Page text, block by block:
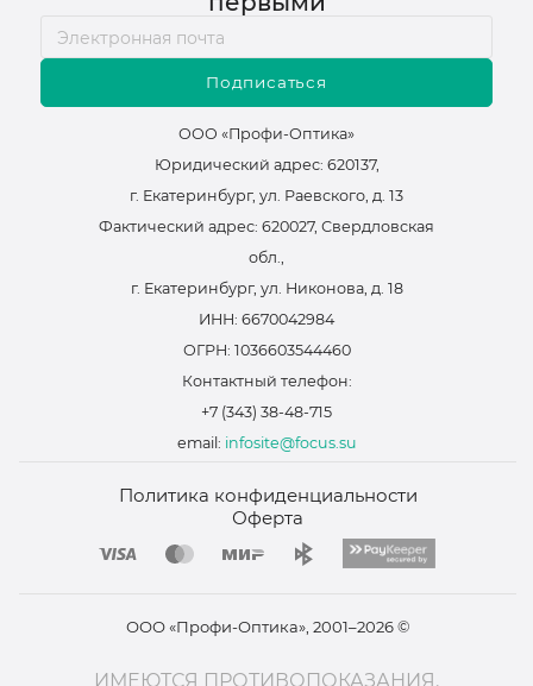
Подписаться
ООО «Профи-Оптика»
Юридический адрес: 620137,
г. Екатеринбург, ул. Раевского, д. 13
Фактический адрес: 620027, Свердловская
обл.,
г. Екатеринбург, ул. Никонова, д. 18
ИНН: 6670042984
ОГРН: 1036603544460
Контактный телефон:
+7 (343) 38-48-715
email: infosite@focus.su
ООО «Профи-Оптика», 2001–2026 ©
Политика конфиденциальности
Оферта
ИМЕЮТСЯ ПРОТИВОПОКАЗАНИЯ.